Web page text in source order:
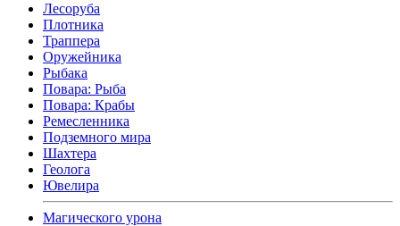
Лесоруба
Плотника
Траппера
Оружейника
Рыбака
Повара: Рыба
Повара: Крабы
Ремесленника
Подземного мира
Шахтера
Геолога
Ювелира
Магического урона